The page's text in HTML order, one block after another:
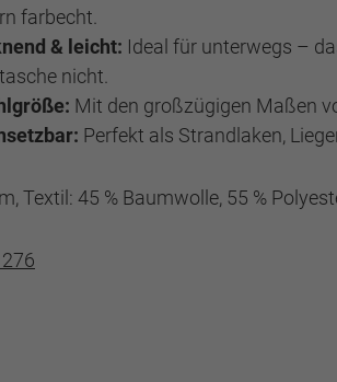
farbecht.
& leicht: Ideal für unterwegs –
nicht.
Mit den großzügigen Maßen
Perfekt als Strandlaken,
Textil: 45 % Baumwolle, 55 %